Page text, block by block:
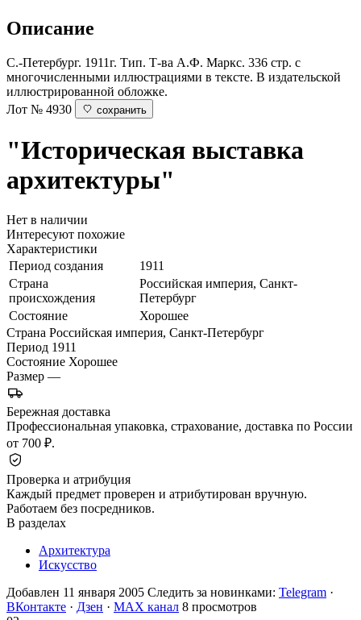
Описание
С.-Петербург. 1911г. Тип. Т-ва А.Ф. Маркс. 336 стр. с
многочисленными иллюстрациями в тексте. В издательской
иллюстрированной обложке.
Лот № 4930
сохранить
"Историческая выставка
архитектуры"
Нет в наличии
Интересуют похожие
Характеристики
Период создания
1911
Страна
происхождения
Российская империя, Санкт-
Петербург
Состояние
Хорошее
Страна Российская империя, Санкт-Петербург
Период 1911
Состояние Хорошее
Размер —
Бережная доставка
Профессиональная упаковка, страхование, доставка по России
от 700 ₽.
Проверка и атрибуция
Каждый предмет проверен и атрибутирован вручную.
Работаем без посредников.
В разделах
Архитектура
Искусство
Добавлен 11 января 2005 Следить за новинками: Telegram ·
ВКонтакте · Дзен · MAX канал 8 просмотров